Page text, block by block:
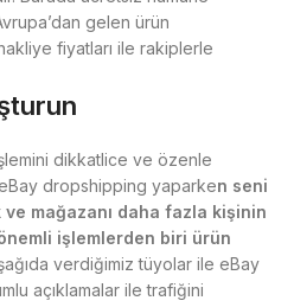
gelen ürün
fiyatları ile rakiplerle
dikkatlice ve özenle
dropshipping yaparken seni
mağazanı daha fazla kişinin
işlemlerden biri ürün
verdiğimiz tüyolar ile eBay
açıklamalar ile trafiğini